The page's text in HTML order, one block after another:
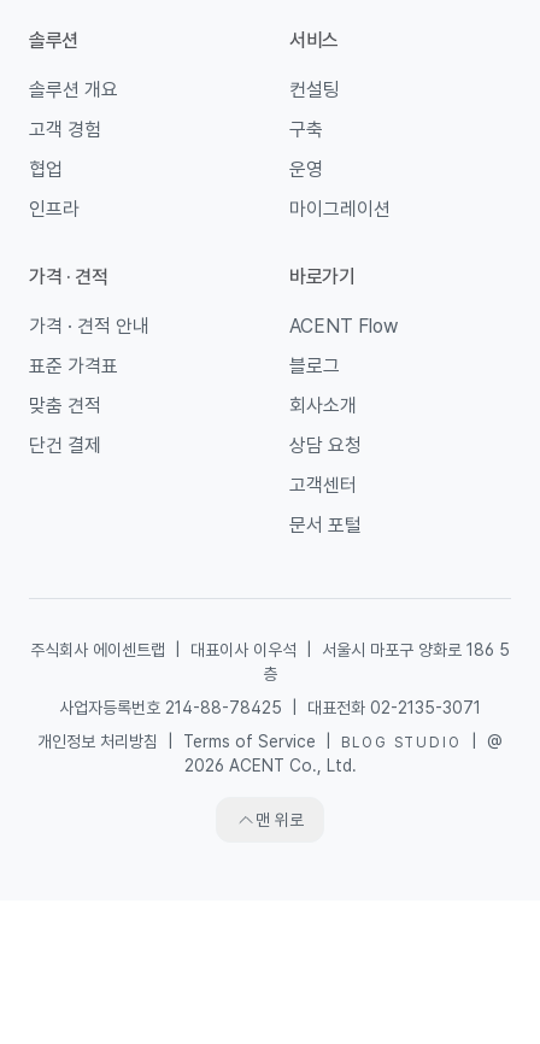
솔루션
솔루션 개요
고객 경험
협업
인프라
서비스
컨설팅
구축
운영
마이그레이션
가격 · 견적
가격 · 견적 안내
표준 가격표
맞춤 견적
단건 결제
바로가기
ACENT Flow
블로그
회사소개
상담 요청
고객센터
문서 포털
주식회사 에이센트랩 대표이사 이우석
서울시 마포구 양화로 186 5
층
사업자등록번호 214-88-78425
대표전화 02-2135-3071
개인정보 처리방침
Terms of Service BLOG STUDIO
@
2026 ACENT Co., Ltd.
맨 위로